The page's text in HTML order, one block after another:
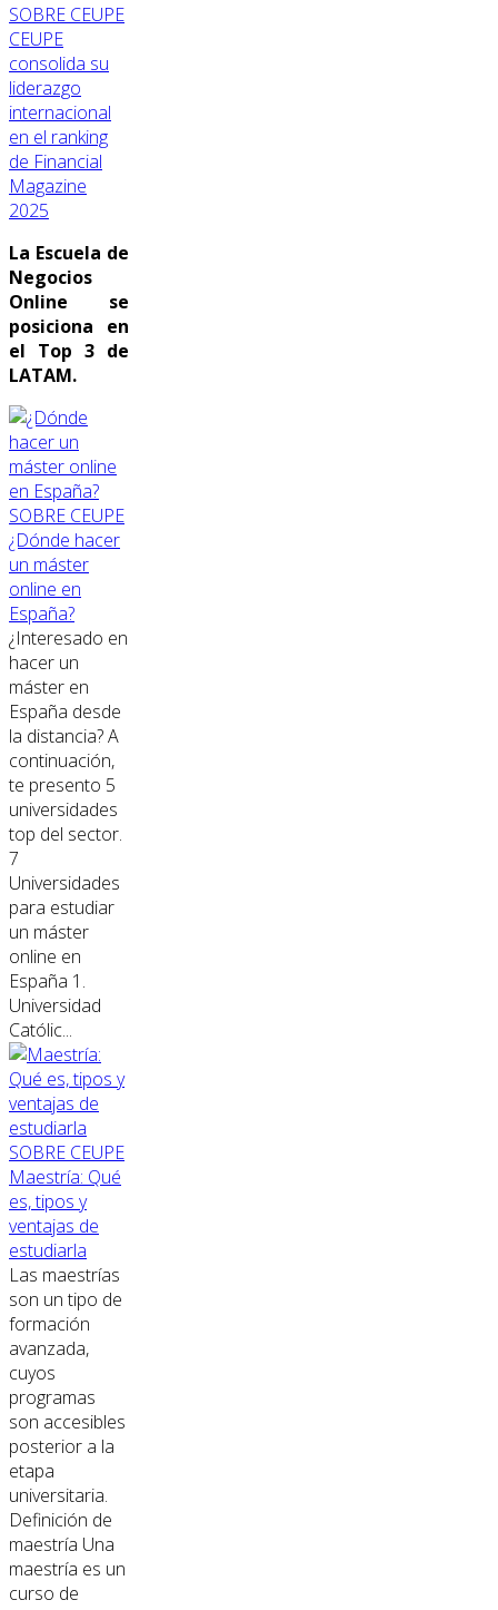
SOBRE CEUPE
CEUPE
consolida su
liderazgo
internacional
en el ranking
de Financial
Magazine
2025
La Escuela de
Negocios
Online se
posiciona en
el Top 3 de
LATAM.
SOBRE CEUPE
¿Dónde hacer
un máster
online en
España?
¿Interesado en
hacer un
máster en
España desde
la distancia? A
continuación,
te presento 5
universidades
top del sector.
7
Universidades
para estudiar
un máster
online en
España 1.
Universidad
Católic...
SOBRE CEUPE
Maestría: Qué
es, tipos y
ventajas de
estudiarla
Las maestrías
son un tipo de
formación
avanzada,
cuyos
programas
son accesibles
posterior a la
etapa
universitaria.
Definición de
maestría Una
maestría es un
curso de